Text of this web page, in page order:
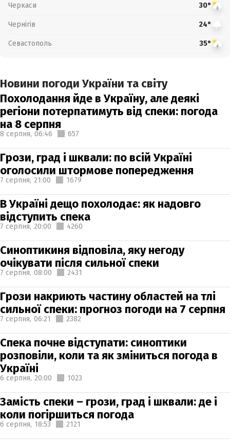
Черкаси 30°
Чернігів 24°
Севастополь 35°
Новини погоди України та світу
Похолодання йде в Україну, але деякі
регіони потерпатимуть від спеки: погода
на 8 серпня
8 серпня, 06:46 657
Грози, град і шквали: по всій Україні
оголосили штормове попередження
7 серпня, 21:00 1679
В Україні дещо похолодає: як надовго
відступить спека
7 серпня, 20:00 4260
Синоптикиня відповіла, яку негоду
очікувати після сильної спеки
7 серпня, 08:00 2431
Грози накриють частину областей на тлі
сильної спеки: прогноз погоди на 7 серпня
7 серпня, 06:21 2382
Спека почне відступати: синоптики
розповіли, коли та як зміниться погода в
Україні
6 серпня, 20:00 1023
Замість спеки – грози, град і шквали: де і
коли погіршиться погода
6 серпня, 18:53 2121